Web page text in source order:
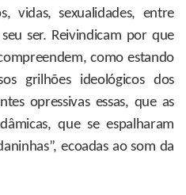
vidas, sexualidades, entre
ser. Reivindicam por que
como estando
grilhões ideológicos dos
opressivas essas, que as
que se espalharam
ecoadas ao som da